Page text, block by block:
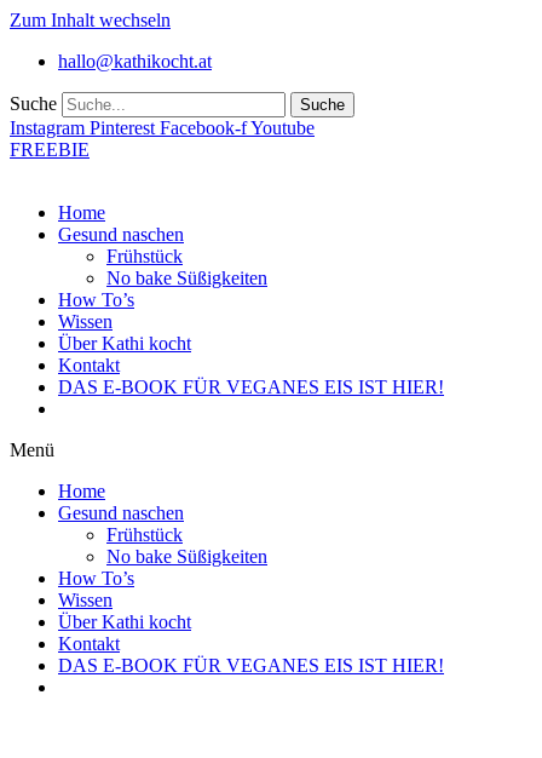
Zum Inhalt wechseln
hallo@kathikocht.at
Suche Suche
Instagram Pinterest Facebook-fYoutube
FREEBIE
Home
Gesund naschen
Frühstück
No bake Süßigkeiten
How To’s
Wissen
Über Kathi kocht
Kontakt
DAS E-BOOK FÜR VEGANES EIS IST HIER!
Menü
Home
Gesund naschen
Frühstück
No bake Süßigkeiten
How To’s
Wissen
Über Kathi kocht
Kontakt
DAS E-BOOK FÜR VEGANES EIS IST HIER!